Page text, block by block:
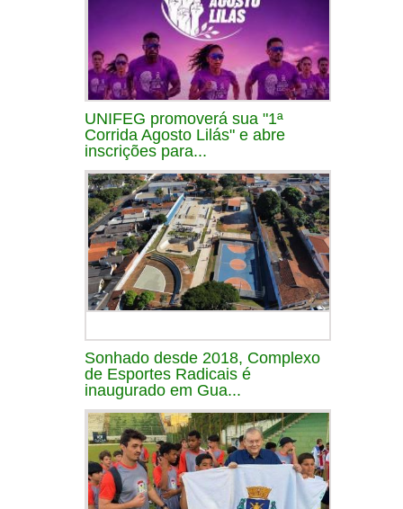
UNIFEG promoverá sua "1ª
Corrida Agosto Lilás" e abre
inscrições para...
Sonhado desde 2018, Complexo
de Esportes Radicais é
inaugurado em Gua...